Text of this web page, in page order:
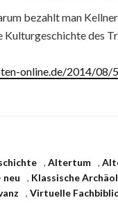
bezahlt man
Kulturgeschichte des
online.de/2014/08/
,Altertum ,
neu , Klassische
, Virtuelle